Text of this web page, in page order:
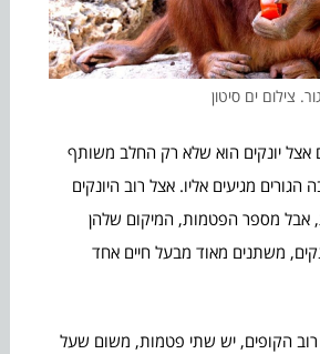
צילום ים סיטון
אצל יונקים הוא שלא רק החלב משותף
מגיעים אליו. אצל רוב היונקים
אבל מספר הפטמות, המיקום שלהן
משתנים מאוד מבעל חיים אחד
רוב הקופים, יש שתי פטמות, משום שעל